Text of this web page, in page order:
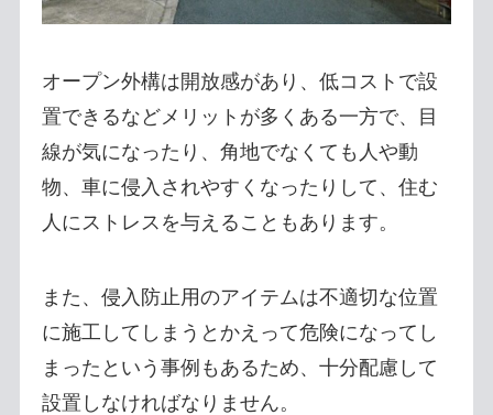
オープン外構は開放感があり、低コストで設
置できるなどメリットが多くある一方で、目
線が気になったり、角地でなくても人や動
物、車に侵入されやすくなったりして、住む
人にストレスを与えることもあります。
また、侵入防止用のアイテムは不適切な位置
に施工してしまうとかえって危険になってし
まったという事例もあるため、十分配慮して
設置しなければなりません。